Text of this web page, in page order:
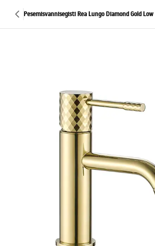
Pesemisvannisegisti Rea Lungo Diamond Gold Low